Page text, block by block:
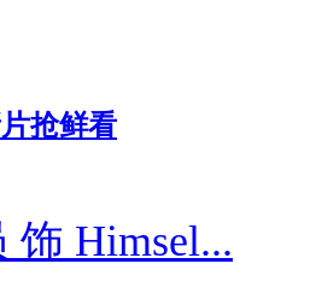
抢鲜看
饰 Himsel...